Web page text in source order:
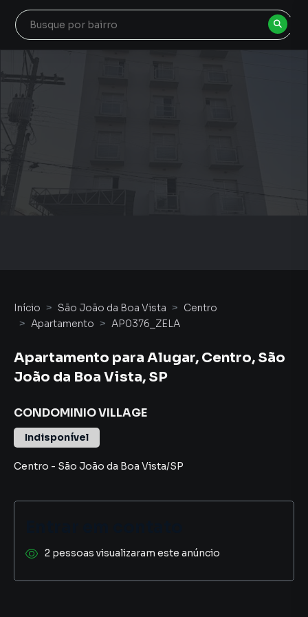
Início São João da Boa Vista
Centro
Apartamento
AP0376_ZELA
Apartamento para Alugar, Centro, São
João da Boa Vista, SP
CONDOMINIO VILLAGE
Indisponível
Centro - São João da Boa Vista/SP
2 pessoas visualizaram este anúncio